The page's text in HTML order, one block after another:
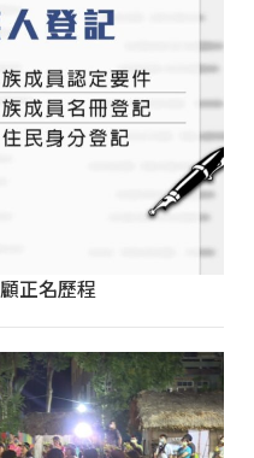
正名歷程